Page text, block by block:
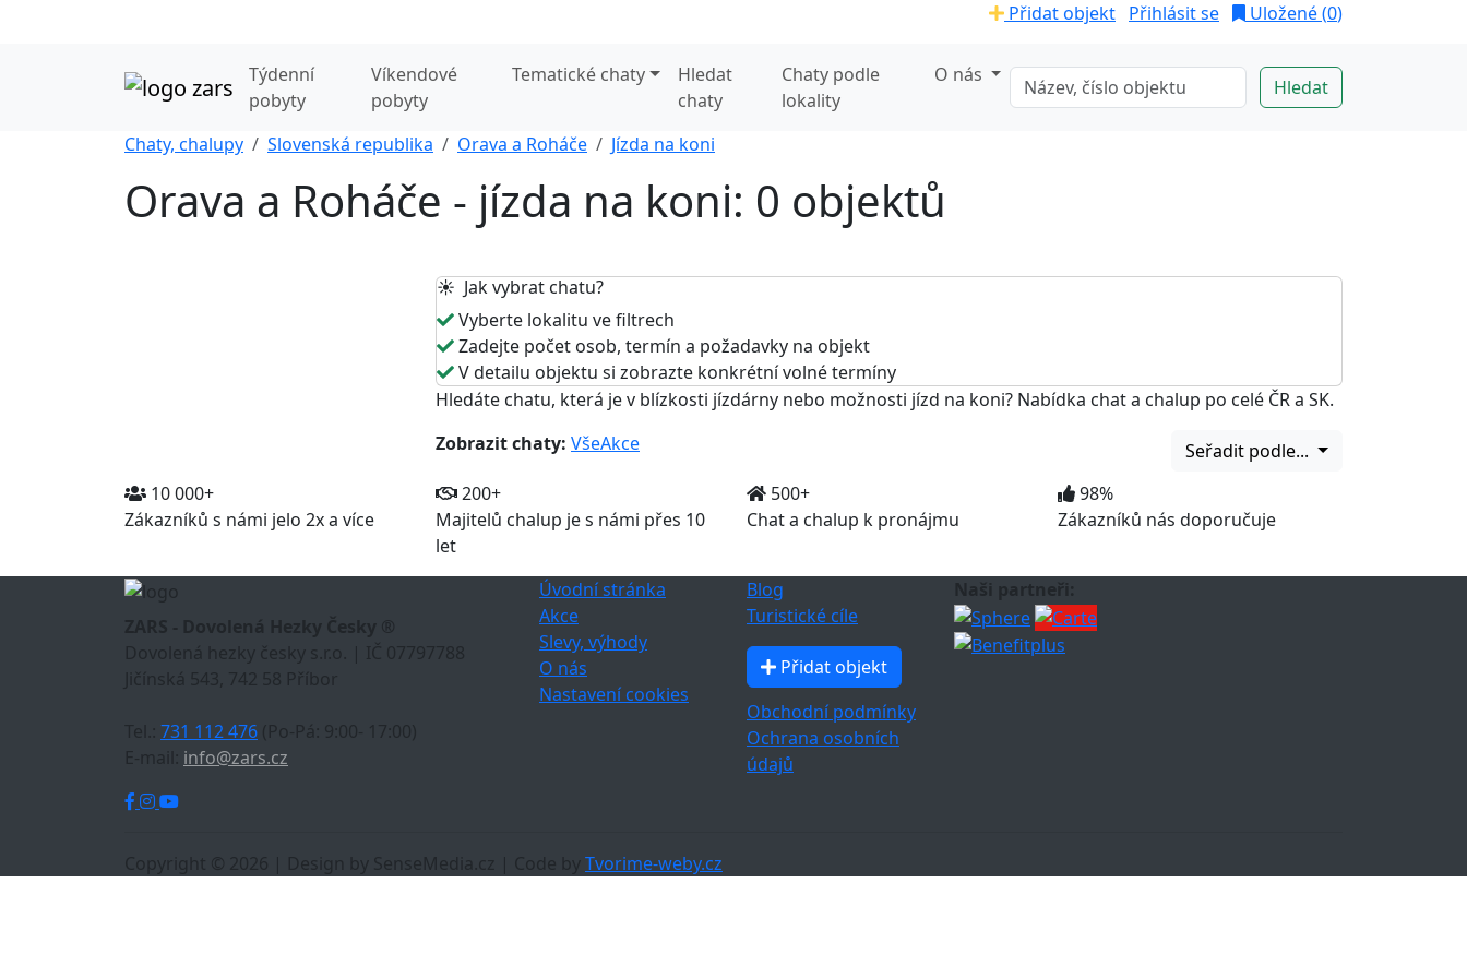
Přidat objekt Přihlásit se Uložené (0)
Týdenní
pobyty
Víkendové
pobyty
Tematické chaty
Hledat
chaty
Chaty podle
lokality
O nás
Chaty, chalupy Slovenská republika Orava a Roháče Jízda na koni
Orava a Roháče - jízda na koni: 0 objektů
☀️ Jak vybrat chatu?
Vyberte lokalitu ve filtrech
Zadejte počet osob, termín a požadavky na objekt
V detailu objektu si zobrazte konkrétní volné termíny
Hledáte chatu, která je v blízkosti jízdárny nebo možnosti jízd na koni? Nabídka chat a chalup po celé ČR a SK.
Zobrazit chaty: VšeAkce
Seřadit podle...
10 000+
Zákazníků s námi jelo 2x a více
200+
Majitelů chalup je s námi přes 10
let
500+
Chat a chalup k pronájmu
98%
Zákazníků nás doporučuje
ZARS - Dovolená Hezky Česky ®
Dovolená hezky česky s.r.o. | IČ 07797788
Jičínská 543, 742 58 Příbor
Tel.: 731 112 476 (Po-Pá: 9:00- 17:00)
E-mail: info@zars.cz
Úvodní stránka
Akce
Slevy, výhody
O nás
Nastavení cookies
Blog
Turistické cíle
Přidat objekt
Obchodní podmínky
Ochrana osobních
údajů
Naši partneři:
Copyright © 2026 | Design by SenseMedia.cz | Code by Tvorime-weby.cz